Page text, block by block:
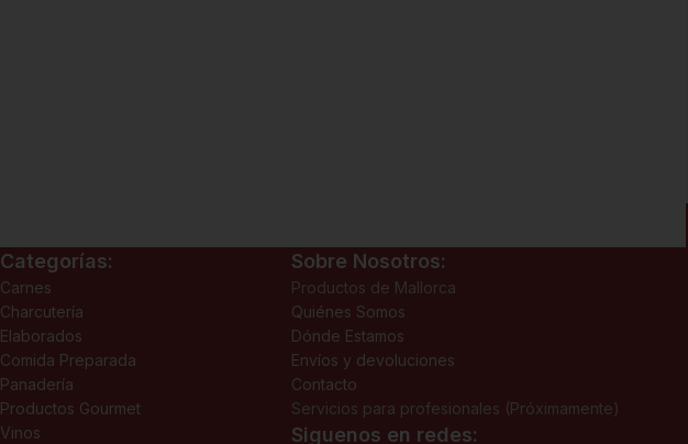
Categorías:
Carnes
Charcutería
Elaborados
Comida Preparada
Panadería
Productos Gourmet
Vinos
Sobre Nosotros:
Productos de Mallorca
Quiénes Somos
Dónde Estamos
Envíos y devoluciones
Contacto
Servicios para profesionales (Próximamente)
Siguenos en redes: